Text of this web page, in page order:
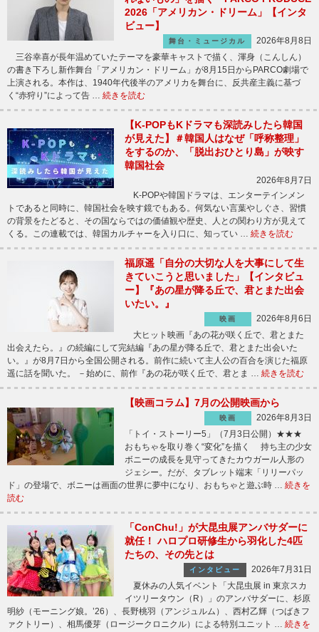
2026「アメリカン・ドリーム」【インタ
ビュー】
舞台・ミュージカル
2026年8月8日
三谷幸喜が長年温めていたテーマを豪華キャストで描く、渾身（こんしん）
の書き下ろし新作舞台「アメリカン・ドリーム」が8月15日からPARCO劇場で
上演される。本作は、1940年代後半のアメリカを舞台に、反共産主義に基づ
く“赤狩り”によって告 … 続きを読む
【K-POPもKドラマも深読みしたら韓国
が見えた】＃韓国人はなぜ「呼称整理」
をするのか、「脱出おひとり島」が映す
韓国社会
2026年8月7日
K-POPや韓国ドラマは、エンターテインメン
トであると同時に、韓国社会を映す鏡でもある。何気ない言葉やしぐさ、習慣
の背景をたどると、その国ならではの価値観や歴史、人との関わり方が見えて
くる。この連載では、韓国カルチャーを入り口に、知ってい … 続きを読む
福原遥「自分の大切な人を大事にして生
きていこうと思いました」【インタビュ
ー】『あの星が降る丘で、君とまた出会
いたい。』
映画
2026年8月6日
大ヒット映画『あの花が咲く丘で、君とまた
出会えたら。』の続編にして完結編『あの星が降る丘で、君とまた出会いた
い。』が8月7日から全国公開される。前作に続いて主人公の百合を演じた福原
遥に話を聞いた。 －始めに、前作『あの花が咲く丘で、君とま … 続きを読む
【映画コラム】7月の公開映画から
映画
2026年8月3日
「トイ・ストーリー5」（7月3日公開）★★★
おもちゃを取り巻く“変化”を描く 持ち主の少女
ボニーの成長を見守ってきたカウガール人形の
ジェシー。だが、タブレット端末「リリーパッ
ド」の登場で、ボニーは画面の世界に夢中になり、おもちゃと遊ぶ時 … 続きを
読む
「ConChu!」が大昆虫展アンバサダーに
就任！ ハロプロ研修生から羽化した4匹
たちの、その先とは
インタビュー
2026年7月31日
夏休みの人気イベント「大昆虫展 in 東京スカ
イツリータウン（R）」のアンバサダーに、杉原
明紗（モーニング娘。’26）、長野桃羽（アンジュルム）、西村乙輝（つばきフ
ァクトリー）、相馬優芽（ロージークロニクル）による特別ユニット … 続きを